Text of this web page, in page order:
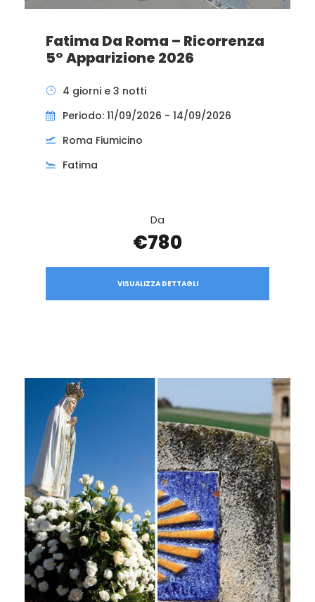
Fatima Da Roma – Ricorrenza
5° Apparizione 2026
4 giorni e 3 notti
Periodo: 11/09/2026 - 14/09/2026
Roma Fiumicino
Fatima
Da
€780
VISUALIZZA DETTAGLI